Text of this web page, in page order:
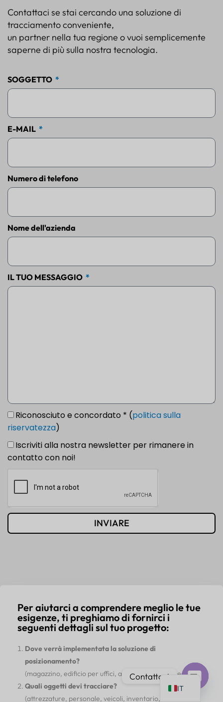
Contattaci se stai cercando una soluzione di
tracciamento conveniente,
un partner nella tua regione o vuoi semplicemente
saperne di più sulla nostra tecnologia.
SOGGETTO
E-MAIL
Numero di telefono
Nome dell'azienda
IL TUO MESSAGGIO
Riconosciuto e concordato * (politica sulla
riservatezza)
Iscriviti alla nostra newsletter per rimanere in
contatto con noi!
INVIARE
Per aiutarci a comprendere meglio le tue
esigenze, ti preghiamo di fornirci i
seguenti dettagli sul tuo progetto:
Dove verrà implementata la soluzione di
posizionamento?
(magazzino, edificio per uffici, ambiente esterno, ecc.)
Quali oggetti devi tracciare?
(attrezzature, personale, veicoli, inventario, ecc.)
IT
EN
DE
Contattaci